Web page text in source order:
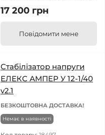
17 200 грн
Повідомити мене
Стабілізатор напруги
ЕЛЕКС АМПЕР У 12-1/40
v2.1
БЕЗКОШТОВНА ДОСТАВКА!
Немає в наявності